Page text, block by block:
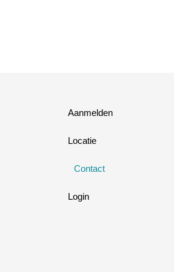
Aanmelden
Locatie
Contact
Login